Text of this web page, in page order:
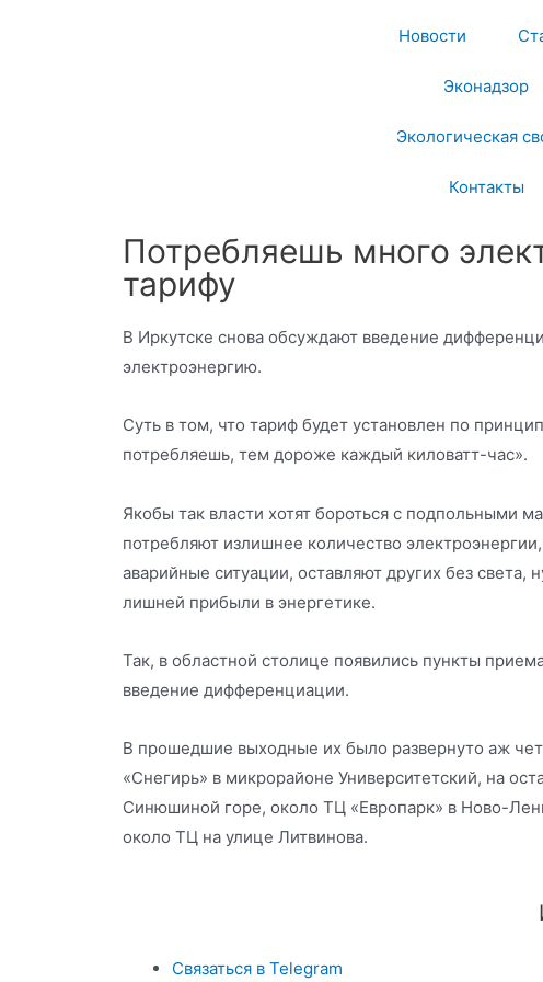
Новости
Эконадзор
Экологическая
Контакты
Потребляешь много
тарифу
В Иркутске снова обсуждают введение
электроэнергию.
Суть в том, что тариф будет установлен по
потребляешь, тем дороже каждый киловатт-час».
Якобы так власти хотят бороться с подпольными
потребляют излишнее количество
аварийные ситуации, оставляют других без света,
лишней прибыли в энергетике.
Так, в областной столице появились пункты
введение дифференциации.
В прошедшие выходные их было развернуто аж
«Снегирь» в микрорайоне Университетский, на
Синюшиной горе, около ТЦ «Европарк» в Ново-
около ТЦ на улице Литвинова.
Связаться в Telegram